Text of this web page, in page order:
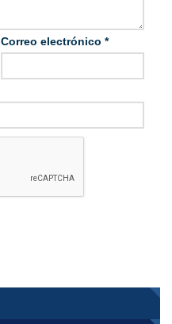
Correo electrónico *